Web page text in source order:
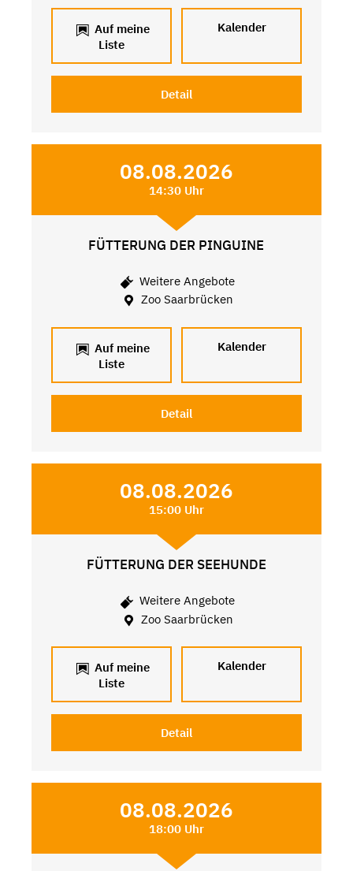
Auf meine
Liste
Kalender
Detail
08.08.2026
14:30 Uhr
FÜTTERUNG DER PINGUINE
Weitere Angebote
Zoo Saarbrücken
Auf meine
Liste
Kalender
Detail
08.08.2026
15:00 Uhr
FÜTTERUNG DER SEEHUNDE
Weitere Angebote
Zoo Saarbrücken
Auf meine
Liste
Kalender
Detail
08.08.2026
18:00 Uhr